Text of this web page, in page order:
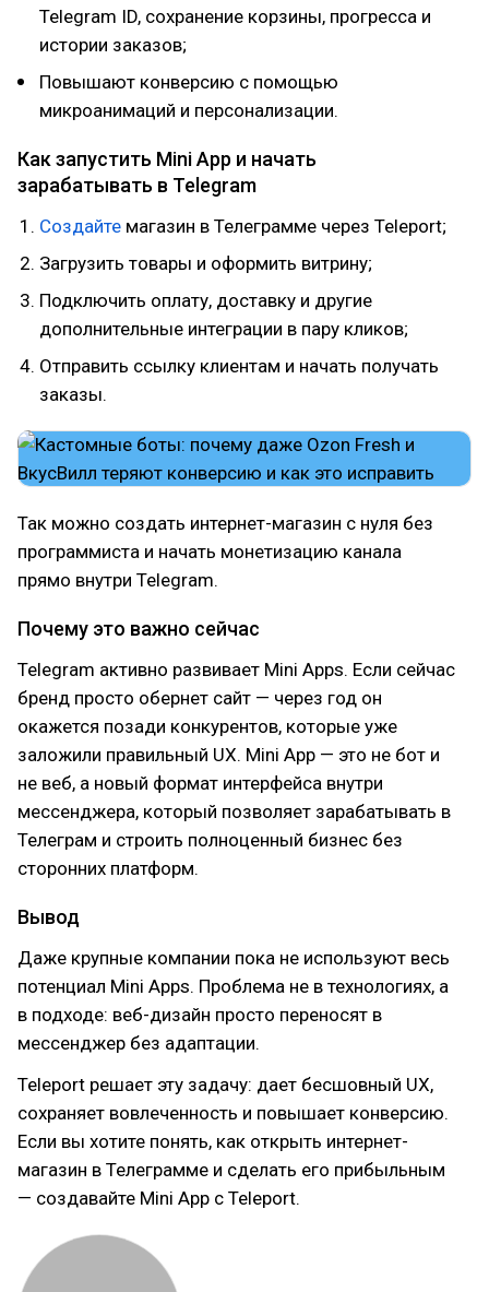
Telegram ID, сохранение корзины, прогресса и
истории заказов;
Повышают конверсию с помощью
микроанимаций и персонализации.
Как запустить Mini App и начать
зарабатывать в Telegram
Создайте магазин в Телеграмме через Teleport;
Загрузить товары и оформить витрину;
Подключить оплату, доставку и другие
дополнительные интеграции в пару кликов;
Отправить ссылку клиентам и начать получать
заказы.
Так можно создать интернет-магазин с нуля без
программиста и начать монетизацию канала
прямо внутри Telegram.
Почему это важно сейчас
Telegram активно развивает Mini Apps. Если сейчас
бренд просто обернет сайт — через год он
окажется позади конкурентов, которые уже
заложили правильный UX. Mini App — это не бот и
не веб, а новый формат интерфейса внутри
мессенджера, который позволяет зарабатывать в
Телеграм и строить полноценный бизнес без
сторонних платформ.
Вывод
Даже крупные компании пока не используют весь
потенциал Mini Apps. Проблема не в технологиях, а
в подходе: веб-дизайн просто переносят в
мессенджер без адаптации.
Teleport решает эту задачу: дает бесшовный UX,
сохраняет вовлеченность и повышает конверсию.
Если вы хотите понять, как открыть интернет-
магазин в Телеграмме и сделать его прибыльным
— создавайте Mini App с Teleport.